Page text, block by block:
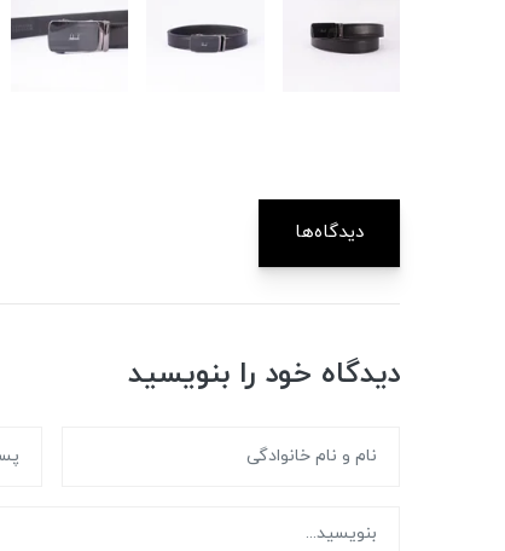
دیدگاه‌ها
دیدگاه خود را بنویسید